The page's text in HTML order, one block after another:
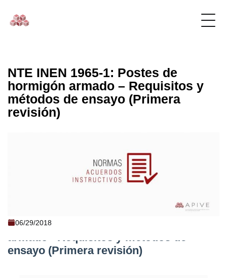
NTE INEN 1965-1: Postes de
hormigón armado – Requisitos y
métodos de ensayo (Primera
revisión)
06/29/2018
NTE INEN 1965-1: Postes de hormigón
armado - Requisitos y métodos de
ensayo (Primera revisión)